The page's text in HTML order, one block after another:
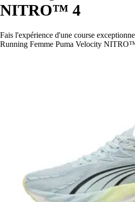
NITRO™ 4
Fais l'expérience d'une course
Running Femme Puma Velocity